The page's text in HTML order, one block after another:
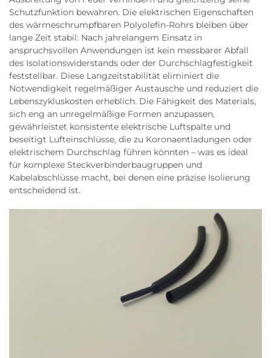
Schutzfunktion bewahren. Die elektrischen Eigenschaften
des wärmeschrumpfbaren Polyolefin-Rohrs bleiben über
lange Zeit stabil: Nach jahrelangem Einsatz in
anspruchsvollen Anwendungen ist kein messbarer Abfall
des Isolationswiderstands oder der Durchschlagfestigkeit
feststellbar. Diese Langzeitstabilität eliminiert die
Notwendigkeit regelmäßiger Austausche und reduziert die
Lebenszykluskosten erheblich. Die Fähigkeit des Materials,
sich eng an unregelmäßige Formen anzupassen,
gewährleistet konsistente elektrische Luftspalte und
beseitigt Lufteinschlüsse, die zu Koronaentladungen oder
elektrischem Durchschlag führen könnten – was es ideal
für komplexe Steckverbinderbaugruppen und
Kabelabschlüsse macht, bei denen eine präzise Isolierung
entscheidend ist.